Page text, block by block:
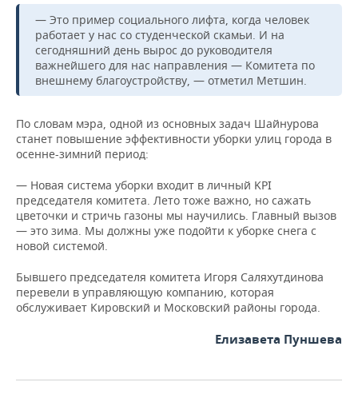
ТАТАРСТАНА
ИНВЕСТИЦИИ
НЕФТЕХИМИЯ
НЕФТЬ
ЭНЕРГЕТИКА
НОВОСТИ БИЗНЕСА
РОЗНИЧНАЯ ТОРГОВЛЯ
ТРАНСПОРТ
УСЛУГИ
ТЕХНОЛОГИИ
НОВОСТИ ТЕХНОЛОГИЙ
IT
МЕДИА
МЕРОПРИЯТИЯ
НОВОСТИ МЕРОПРИЯТИЙ
ВЫЕЗДНАЯ РЕДАКЦИЯ
ONLINE-КОНФЕРЕНЦИИ
ОТКРЫТАЯ ЛЕКЦИЯ
СПОРТ
НОВОСТИ СПОРТА
ХОККЕЙ
БАСКЕТБОЛ
ВОЛЕЙБОЛ
КИБЕРСПОРТ
ОБЩЕСТВО
ВЛАСТЬ
ИНФРАСТРУКТУРА
ИСТОРИЯ
КУЛЬТУРА
СЮЖЕТЫ
СПРАВОЧНИК
СПИСОК ПЕРСОН
СПИСОК КОМПАНИЙ
ПОЛНАЯ ВЕРСИЯ
— Это пример социального лифта, когда человек
работает у нас со студенческой скамьи. И на
сегодняшний день вырос до руководителя
важнейшего для нас направления — Комитета по
внешнему благоустройству, — отметил Метшин.
По словам мэра, одной из основных задач Шайнурова
станет повышение эффективности уборки улиц города в
осенне-зимний период:
— Новая система уборки входит в личный KPI
председателя комитета. Лето тоже важно, но сажать
цветочки и стричь газоны мы научились. Главный вызов
— это зима. Мы должны уже подойти к уборке снега с
новой системой.
Бывшего председателя комитета Игоря Саляхутдинова
перевели в управляющую компанию, которая
обслуживает Кировский и Московский районы города.
Елизавета Пуншева